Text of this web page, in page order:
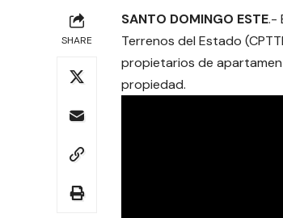
SHARE
SANTO DOMINGO ESTE.-
Terrenos del Estado
propietarios de
propiedad.